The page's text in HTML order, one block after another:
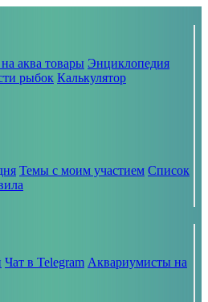
аква товары Энциклопедия
рыбок Калькулятор
Темы с моим участием Список
Чат в Telegram Аквариумисты на